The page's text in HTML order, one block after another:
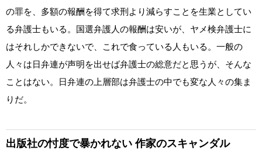
の罪を、多額の報酬を得て求刑より減らすことを生業としてい
る弁護士もいる。国選弁護人の報酬は安いが、ヤメ検弁護士に
はそれしかできないで、これで食っている人もいる。一般の
人々は日弁連が声明を出せば弁護士の総意だと思うが、そんな
ことはない。日弁連の上層部は弁護士の中でも変な人々の集ま
りだ。
出版社の忖度で暴かれない 作家のスキャンダル